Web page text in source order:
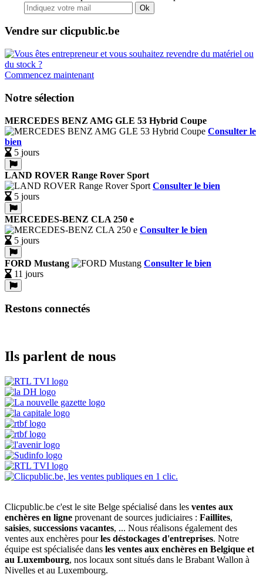
Ok
Vendre sur clicpublic.be
Commencez maintenant
Notre sélection
MERCEDES BENZ AMG GLE 53 Hybrid Coupe
Consulter le
bien
5 jours
LAND ROVER Range Rover Sport
Consulter le bien
5 jours
MERCEDES-BENZ CLA 250 e
Consulter le bien
5 jours
FORD Mustang
Consulter le bien
11 jours
Restons connectés
Ils parlent de nous
Clicpublic.be c'est le site Belge spécialisé dans les ventes aux
enchères en ligne provenant de sources judiciaires : Faillites,
saisies, successions vacantes, ... Nous réalisons également des
ventes aux enchères pourles déstockages d'entreprises. Notre
équipe est spécialisée dans les ventes aux enchères en Belgique et
au Luxembourg, nos locaux sont situés dans le Brabant Wallon à
Nivelles et au Luxembourg.